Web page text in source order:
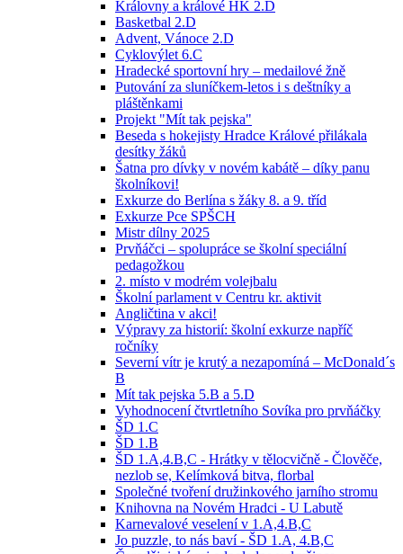
Královny a králové HK 2.D
Basketbal 2.D
Advent, Vánoce 2.D
Cyklovýlet 6.C
Hradecké sportovní hry – medailové žně
Putování za sluníčkem-letos i s deštníky a
pláštěnkami
Projekt "Mít tak pejska"
Beseda s hokejisty Hradce Králové přilákala
desítky žáků
Šatna pro dívky v novém kabátě – díky panu
školníkovi!
Exkurze do Berlína s žáky 8. a 9. tříd
Exkurze Pce SPŠCH
Mistr dílny 2025
Prvňáčci – spolupráce se školní speciální
pedagožkou
2. místo v modrém volejbalu
Školní parlament v Centru kr. aktivit
Angličtina v akci!
Výpravy za historií: školní exkurze napříč
ročníky
Severní vítr je krutý a nezapomíná – McDonald´s
B
Mít tak pejska 5.B a 5.D
Vyhodnocení čtvrtletního Sovíka pro prvňáčky
ŠD 1.C
ŠD 1.B
ŠD 1.A,4.B,C - Hrátky v tělocvičně - Člověče,
nezlob se, Kelímková bitva, florbal
Společné tvoření družinkového jarního stromu
Knihovna na Novém Hradci - U Labutě
Karnevalové veselení v 1.A,4.B,C
Jo puzzle, to nás baví - ŠD 1.A, 4.B,C